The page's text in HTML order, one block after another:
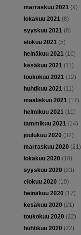
marraskuu 2021(9)
lokakuu 2021(8)
syyskuu 2021(8)
elokuu 2021(5)
heinäkuu 2021(10)
kesäkuu 2021(11)
toukokuu 2021(12)
huhtikuu 2021(11)
maaliskuu 2021(17)
helmikuu 2021(10)
tammikuu 2021(14)
joulukuu 2020 (32)
marraskuu 2020 (21)
lokakuu 2020 (18)
syyskuu 2020 (23)
elokuu 2020 (19)
heinäkuu 2020 (17)
kesäkuu 2020 (21)
toukokuu 2020 (22)
huhtikuu 2020 (22)